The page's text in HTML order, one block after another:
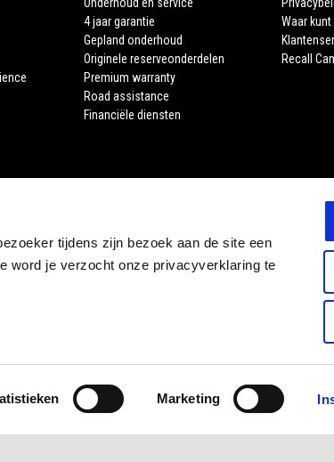
tijdens zijn bezoek aan de site een
word je verzocht onze privacyverklaring te
Marketing
4 jaar garantie
Gepland onderhoud
Originele reserveonderdelen
Premium warranty
Road assistance
Financiële diensten
Waar
Recall